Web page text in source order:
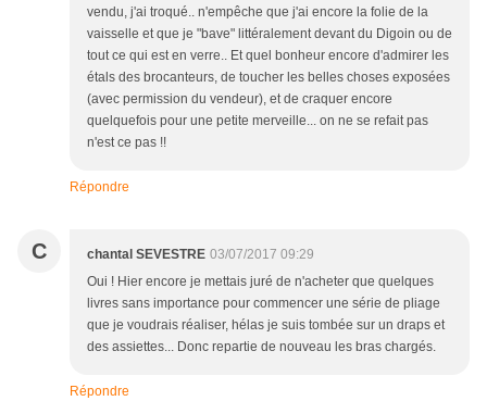
vendu, j'ai troqué.. n'empêche que j'ai encore la folie de la
vaisselle et que je "bave" littéralement devant du Digoin ou de
tout ce qui est en verre.. Et quel bonheur encore d'admirer les
étals des brocanteurs, de toucher les belles choses exposées
(avec permission du vendeur), et de craquer encore
quelquefois pour une petite merveille... on ne se refait pas
n'est ce pas !!
Répondre
C chantal SEVESTRE 03/07/2017 09:29
Oui ! Hier encore je mettais juré de n'acheter que quelques
livres sans importance pour commencer une série de pliage
que je voudrais réaliser, hélas je suis tombée sur un draps et
des assiettes... Donc repartie de nouveau les bras chargés.
Répondre